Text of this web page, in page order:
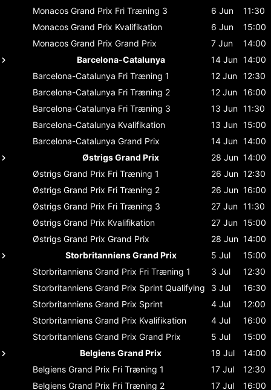
Monacos Grand Prix Fri Træning 3 6 Jun
11:30
Monacos Grand Prix Kvalifikation 6 Jun
15:00
Monacos Grand Prix Grand Prix 7 Jun
14:00
Barcelona-Catalunya
14 Jun 14:00
Barcelona-Catalunya Fri Træning 1 12 Jun 12:30
Barcelona-Catalunya Fri Træning 2 12 Jun 16:00
Barcelona-Catalunya Fri Træning 3 13 Jun 11:30
Barcelona-Catalunya Kvalifikation 13 Jun 15:00
Barcelona-Catalunya Grand Prix 14 Jun 14:00
Østrigs Grand Prix
28 Jun 14:00
Østrigs Grand Prix Fri Træning 1 26 Jun 12:30
Østrigs Grand Prix Fri Træning 2 26 Jun 16:00
Østrigs Grand Prix Fri Træning 3 27 Jun 11:30
Østrigs Grand Prix Kvalifikation 27 Jun 15:00
Østrigs Grand Prix Grand Prix 28 Jun 14:00
Storbritanniens Grand Prix
5 Jul
15:00
Storbritanniens Grand Prix Fri Træning 1 3 Jul
12:30
Storbritanniens Grand Prix Sprint Qualifying 3 Jul
16:30
Storbritanniens Grand Prix Sprint 4 Jul
12:00
Storbritanniens Grand Prix Kvalifikation 4 Jul
16:00
Storbritanniens Grand Prix Grand Prix 5 Jul
15:00
Belgiens Grand Prix
19 Jul
14:00
Belgiens Grand Prix Fri Træning 1 17 Jul
12:30
Belgiens Grand Prix Fri Træning 2 17 Jul
16:00